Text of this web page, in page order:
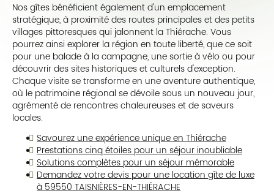
Nos gîtes bénéficient également d'un emplacement
stratégique, à proximité des routes principales et des petits
villages pittoresques qui jalonnent la Thiérache. Vous
pourrez ainsi explorer la région en toute liberté, que ce soit
pour une balade à la campagne, une sortie à vélo ou pour
découvrir des sites historiques et culturels d'exception.
Chaque visite se transforme en une aventure authentique,
où le patrimoine régional se dévoile sous un nouveau jour,
agrémenté de rencontres chaleureuses et de saveurs
locales.
Savourez une expérience unique en Thiérache
Prestations cinq étoiles pour un séjour inoubliable
Solutions complètes pour un séjour mémorable
Demandez votre devis pour une location gîte de luxe
à 59550 TAISNIÈRES-EN-THIÉRACHE